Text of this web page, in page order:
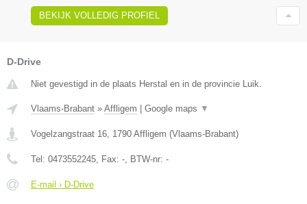
BEKIJK VOLLEDIG PROFIEL
D-Drive
Niet gevestigd in de plaats Herstal en in de provincie Luik.
Vlaams-Brabant » Affligem Google maps ▼
Vogelzangstraat 16, 1790 Affligem (Vlaams-Brabant)
Tel: 0473552245, Fax: -, BTW-nr: -
E-mail › D-Drive